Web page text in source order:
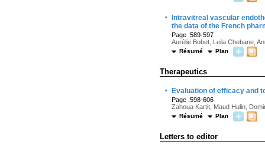
·
Intravitreal vascular
the data of the French
Page :589-597
Aurélie Bobet, Leila Chebane,
Résumé Plan
Therapeutics
· Evaluation of efficacy and
Page :598-606
Zahoua Kartit, Maud Hulin,
Résumé Plan
Letters to editor